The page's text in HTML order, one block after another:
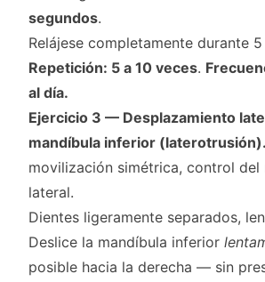
segundos.
Relájese completamente durante
Repetición: 5 a 10 veces.
al día.
Ejercicio 3 — Desplazamiento
mandíbula inferior (laterotrusión).
movilización simétrica, control del
lateral.
Dientes ligeramente separados,
Deslice la mandíbula inferior
posible hacia la derecha — sin